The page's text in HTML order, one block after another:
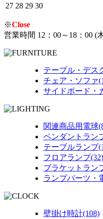
27 28 29 30
※Close
営業時間 12：00～18：00 (
テーブル・デス
チェア・ソファ
サイドボード・
関連商品用電球
ペンダントラン
テーブルランプ
フロアランプ(32)
ブラケットラン
ランプパーツ・
壁掛け時計(108)